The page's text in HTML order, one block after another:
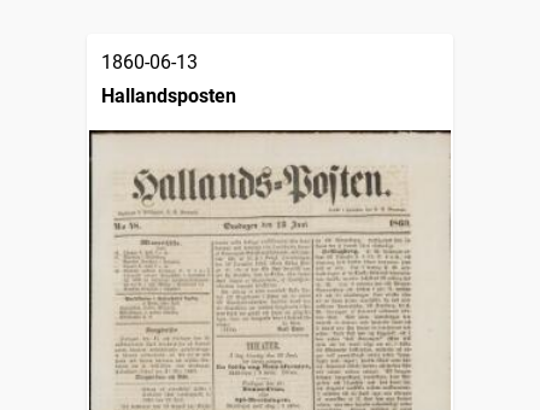
1860-06-13
Hallandsposten